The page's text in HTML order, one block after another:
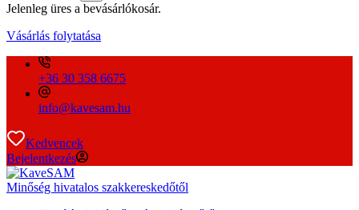
Jelenleg üres a bevásárlókosár.
Vásárlás folytatása
+36 30 358 6675
info@kavesam.hu
Kedvencek
Bejelentkezés
Minőség hivatalos szakkereskedőtől